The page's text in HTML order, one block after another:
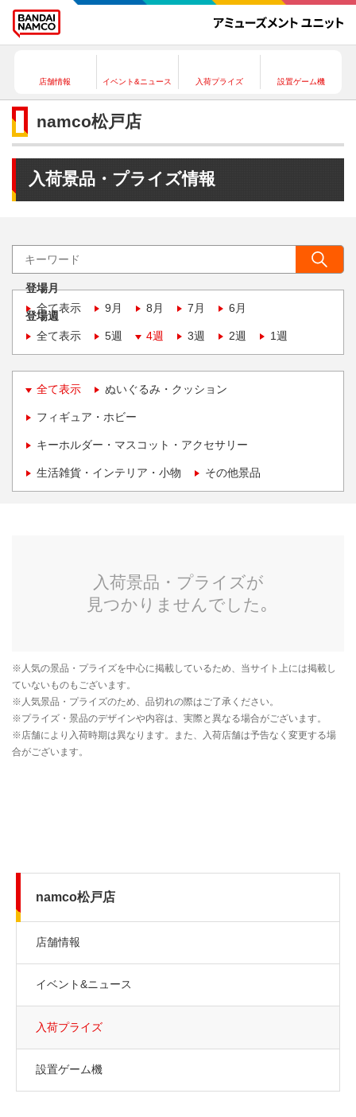
店舗情報 イベント&ニュース 入荷プライズ 設置ゲーム機
namco松戸店
入荷景品・プライズ情報
登場月
全て表示
9月 8月 7月 6月
登場週
全て表示
5週 4週 3週 2週 1週
全て表示 ぬいぐるみ・クッション
フィギュア・ホビー
キーホルダー・マスコット・アクセサリー
生活雑貨・インテリア・小物 その他景品
namco松戸店
店舗情報
イベント&ニュース
入荷プライズ
設置ゲーム機